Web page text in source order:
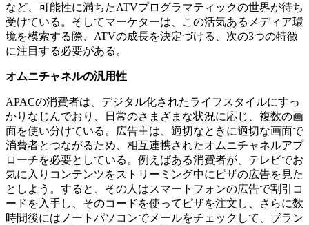
など、可能性に満ちたATVプログラマティックの世界が待ち
受けている。そしてマーケターは、この活気あるメディア環
境を模索する際、ATVの成長を決定づける、次の3つの特徴
に注目する必要がある。
オムニチャネルの汎用性
APACの消費者は、デジタル化されたライフスタイルにすっ
かりなじんでおり、日常のさまざまな状況に応じ、複数の画
面を使い分けている。広告主は、適切なときに適切な画面で
消費者とつながるため、相互連携されたオムニチャネルアプ
ローチを必要としている。例えばある消費者が、テレビでお
気に入りコンテンツをストリーミング中にピザの広告を見た
としよう。すると、その人はスマートフォンの広告で割引コ
ードを入手し、そのコードを使ってピザを注文し、さらに数
時間後にはノートパソコンでメールをチェックして、ブラン